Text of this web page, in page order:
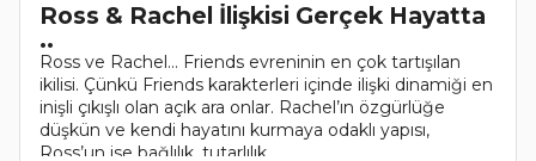
Ross & Rachel İlişkisi Gerçek Hayatta
..
Ross ve Rachel… Friends evreninin en çok tartışılan
ikilisi. Çünkü Friends karakterleri içinde ilişki dinamiği en
inişli çıkışlı olan açık ara onlar. Rachel’ın özgürlüğe
düşkün ve kendi hayatını kurmaya odaklı yapısı,
Ross’un ise bağlılık, tutarlılık..